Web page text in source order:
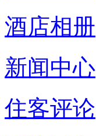
酒店相册
新闻中心
住客评论